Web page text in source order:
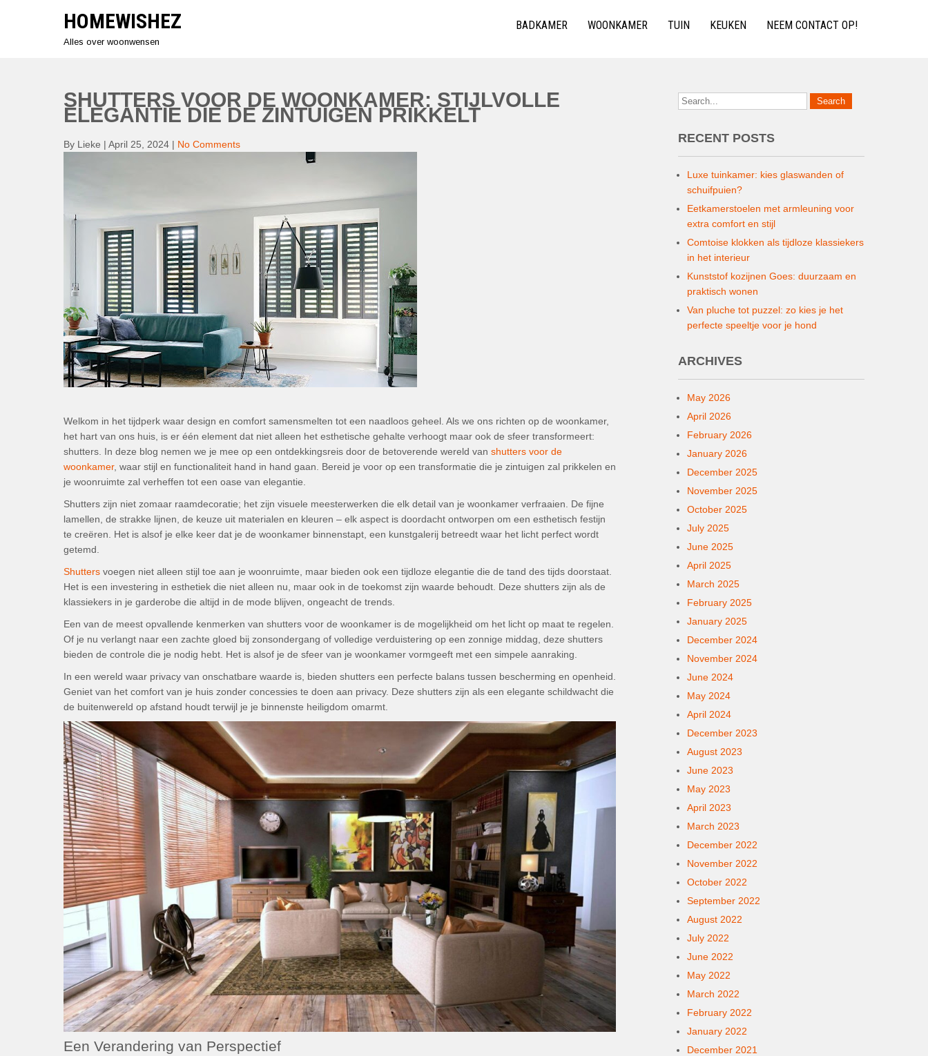
HOMEWISHEZ
Alles over woonwensen
BADKAMER WOONKAMER TUIN KEUKEN NEEM CONTACT OP!
SHUTTERS VOOR DE WOONKAMER: STIJLVOLLE
ELEGANTIE DIE DE ZINTUIGEN PRIKKELT
By Lieke | April 25, 2024 | No Comments
Welkom in het tijdperk waar design en comfort samensmelten tot een naadloos geheel. Als we ons richten op de woonkamer,
het hart van ons huis, is er één element dat niet alleen het esthetische gehalte verhoogt maar ook de sfeer transformeert:
shutters. In deze blog nemen we je mee op een ontdekkingsreis door de betoverende wereld van shutters voor de
woonkamer, waar stijl en functionaliteit hand in hand gaan. Bereid je voor op een transformatie die je zintuigen zal prikkelen en
je woonruimte zal verheffen tot een oase van elegantie.
Shutters zijn niet zomaar raamdecoratie; het zijn visuele meesterwerken die elk detail van je woonkamer verfraaien. De fijne
lamellen, de strakke lijnen, de keuze uit materialen en kleuren – elk aspect is doordacht ontworpen om een esthetisch festijn
te creëren. Het is alsof je elke keer dat je de woonkamer binnenstapt, een kunstgalerij betreedt waar het licht perfect wordt
getemd.
Shutters voegen niet alleen stijl toe aan je woonruimte, maar bieden ook een tijdloze elegantie die de tand des tijds doorstaat.
Het is een investering in esthetiek die niet alleen nu, maar ook in de toekomst zijn waarde behoudt. Deze shutters zijn als de
klassiekers in je garderobe die altijd in de mode blijven, ongeacht de trends.
Een van de meest opvallende kenmerken van shutters voor de woonkamer is de mogelijkheid om het licht op maat te regelen.
Of je nu verlangt naar een zachte gloed bij zonsondergang of volledige verduistering op een zonnige middag, deze shutters
bieden de controle die je nodig hebt. Het is alsof je de sfeer van je woonkamer vormgeeft met een simpele aanraking.
In een wereld waar privacy van onschatbare waarde is, bieden shutters een perfecte balans tussen bescherming en openheid.
Geniet van het comfort van je huis zonder concessies te doen aan privacy. Deze shutters zijn als een elegante schildwacht die
de buitenwereld op afstand houdt terwijl je je binnenste heiligdom omarmt.
Een Verandering van Perspectief
RECENT POSTS
Luxe tuinkamer: kies glaswanden of
schuifpuien?
Eetkamerstoelen met armleuning voor
extra comfort en stijl
Comtoise klokken als tijdloze klassiekers
in het interieur
Kunststof kozijnen Goes: duurzaam en
praktisch wonen
Van pluche tot puzzel: zo kies je het
perfecte speeltje voor je hond
ARCHIVES
May 2026
April 2026
February 2026
January 2026
December 2025
November 2025
October 2025
July 2025
June 2025
April 2025
March 2025
February 2025
January 2025
December 2024
November 2024
June 2024
May 2024
April 2024
December 2023
August 2023
June 2023
May 2023
April 2023
March 2023
December 2022
November 2022
October 2022
September 2022
August 2022
July 2022
June 2022
May 2022
March 2022
February 2022
January 2022
December 2021